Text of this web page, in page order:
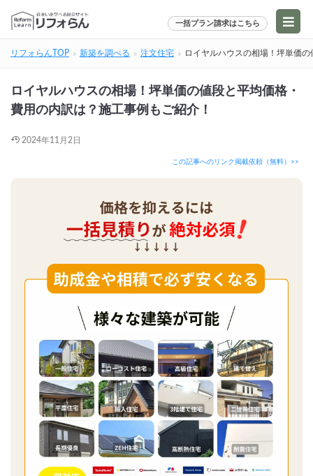
一括プラン請求はこちら
リフォらんTOP 新築を調べる 注文住宅 ロイヤルハウスの相場！坪単価
ロイヤルハウスの相場！坪単価の値段と平均価格・
費用の内訳は？施工事例もご紹介！
2024年11月2日
この記事へのリンク掲載依頼（無料）>>